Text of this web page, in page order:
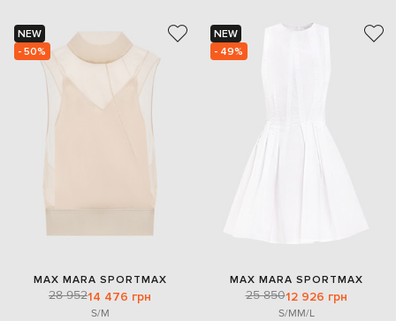
NEW
- 50%
MAX MARA SPORTMAX
28 95214 476 грн
S/M
NEW
- 49%
MAX MARA SPORTMAX
25 85012 926 грн
S/MM/L